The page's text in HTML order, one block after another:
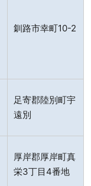
釧路市幸町10-2
足寄郡陸別町宇
遠別
厚岸郡厚岸町真
栄3丁目4番地